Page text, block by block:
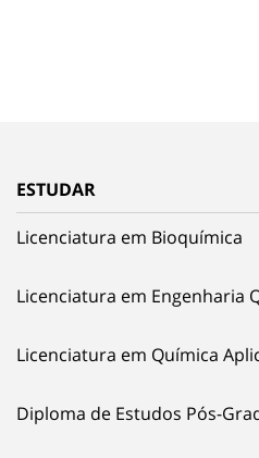
ESTUDAR
Licenciatura em Bioquímica
Licenciatura em Engenharia
Licenciatura em Química
Diploma de Estudos Pós-